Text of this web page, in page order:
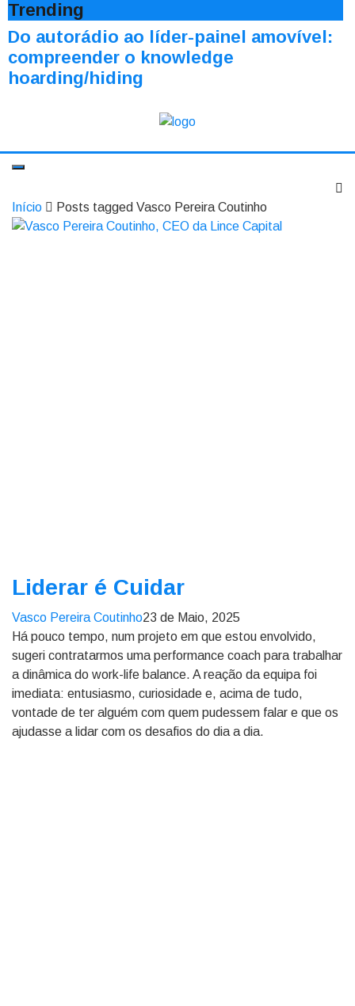
Trending
Do autorádio ao líder-painel amovível:
compreender o knowledge
hoarding/hiding
Início Posts tagged Vasco Pereira Coutinho
Liderar é Cuidar
Vasco Pereira Coutinho23 de Maio, 2025
Há pouco tempo, num projeto em que estou envolvido,
sugeri contratarmos uma performance coach para trabalhar
a dinâmica do work-life balance. A reação da equipa foi
imediata: entusiasmo, curiosidade e, acima de tudo,
vontade de ter alguém com quem pudessem falar e que os
ajudasse a lidar com os desafios do dia a dia.